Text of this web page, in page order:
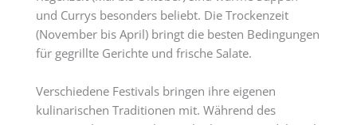
und Currys besonders beliebt. Die Trockenzeit
(November bis April) bringt die besten Bedingungen
für gegrillte Gerichte und frische Salate.
Verschiedene Festivals bringen ihre eigenen
kulinarischen Traditionen mit. Während des